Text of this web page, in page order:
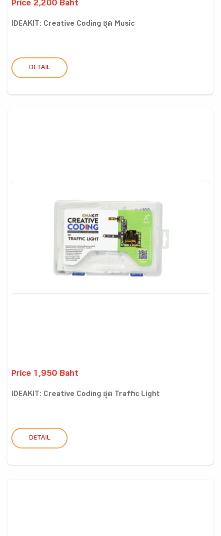
Price 2,200 Baht
IDEAKIT: Creative Coding ชุด Music
DETAIL
Price 1,950 Baht
IDEAKIT: Creative Coding ชุด Traffic Light
DETAIL